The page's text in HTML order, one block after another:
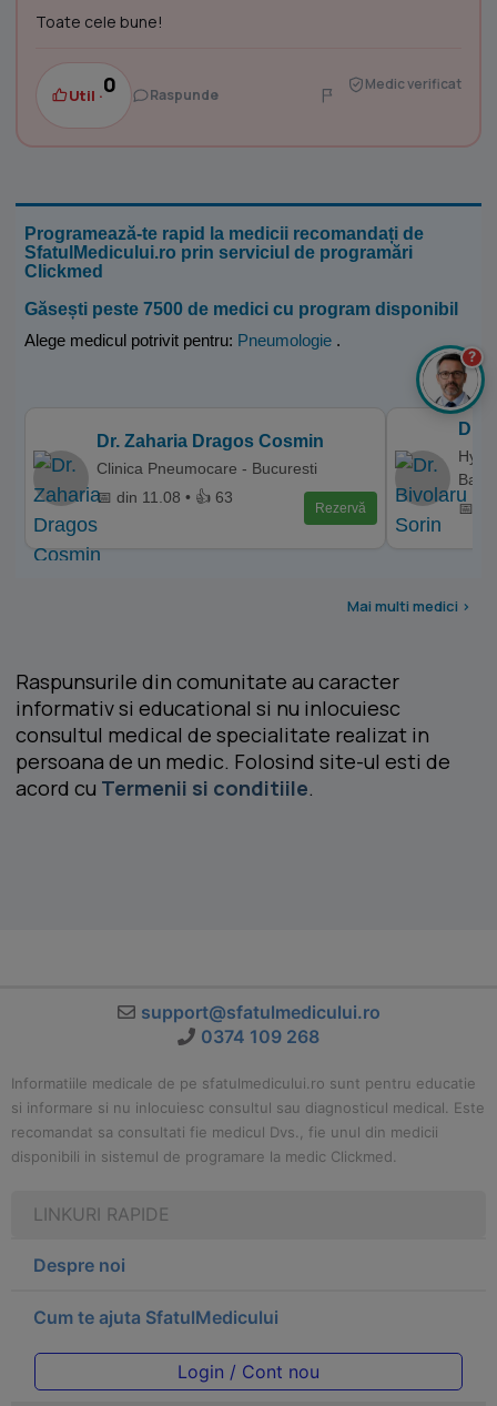
Toate cele bune!
Util ·0 Raspunde
Medic verificat
Programează-te rapid la medicii recomandați de
SfatulMedicului.ro prin serviciul de programări
Clickmed
Găsești peste 7500 de medici cu program disponibil
Alege medicul potrivit pentru: Pneumologie .
Dr. Zaharia Dragos Cosmin
Clinica Pneumocare - Bucuresti
📅 din 11.08 • 👍 63
Rezervă
Dr.
📅
Mai multi medici >
Raspunsurile din comunitate au caracter
informativ si educational si nu inlocuiesc
consultul medical de specialitate realizat in
persoana de un medic. Folosind site-ul esti de
acord cu Termenii si conditiile.
support@sfatulmedicului.ro
0374 109 268
Informatiile medicale de pe sfatulmedicului.ro sunt pentru educatie
si informare si nu inlocuiesc consultul sau diagnosticul medical. Este
recomandat sa consultati fie medicul Dvs., fie unul din medicii
disponibili in sistemul de programare la medic Clickmed.
LINKURI RAPIDE
Despre noi
Cum te ajuta SfatulMedicului
Login / Cont nou
?